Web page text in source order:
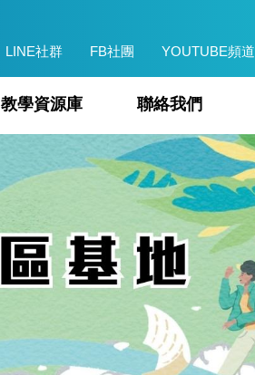
LINE社群
FB社團 YOUTUBE頻道
教學資源庫 聯絡我們